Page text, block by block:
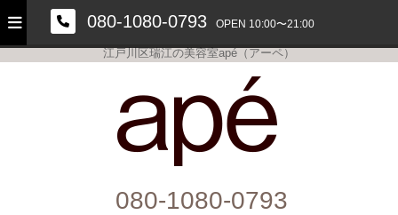
江戸川区瑞江の美容室apé（アーペ）
080-1080-0793
080-1080-0793 OPEN 10:00〜21:00